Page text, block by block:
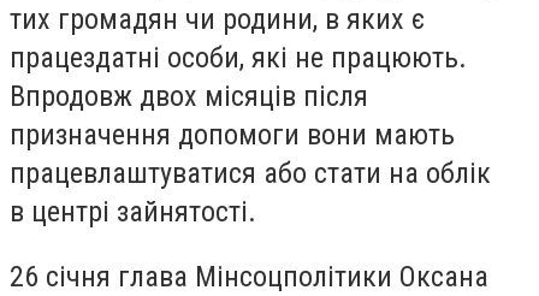
тих громадян чи родини, в яких є
працездатні особи, які не працюють.
Впродовж двох місяців після
призначення допомоги вони мають
працевлаштуватися або стати на облік
в центрі зайнятості.
26 січня глава Мінсоцполітики Оксана